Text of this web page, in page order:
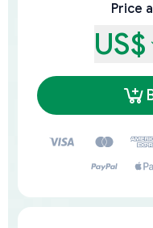
Price
US$